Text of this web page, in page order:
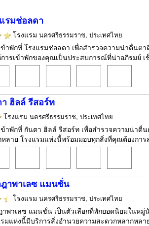
รมช่อลดา
โรงแรม นครศรีธรรมราช, ประเทศไทย
าพักที่ โรงแรมช่อลดา เพื่อสำรวจความน่าตื่นต
ารเข้าพักของคุณเป็นประสบการณ์ที่น่าอภิรมย์
ฮิลล์ รีสอร์ท
โรงแรม นครศรีธรรมราช, ประเทศไทย
าพักที่ กันตา ฮิลล์ รีสอร์ท เพื่อสำรวจความน่า
ลาย โรงแรมแห่งนี้พร้อมมอบทุกสิ่งที่คุณต้องกา
าพาเลซ แมนชั่น
โรงแรม นครศรีธรรมราช, ประเทศไทย
พาเลซ แมนชั่น เป็นตัวเลือกที่พักยอดนิยมในหมู่
มแห่งนี้มีบริการสิ่งอำนวยความสะดวกหลากหล